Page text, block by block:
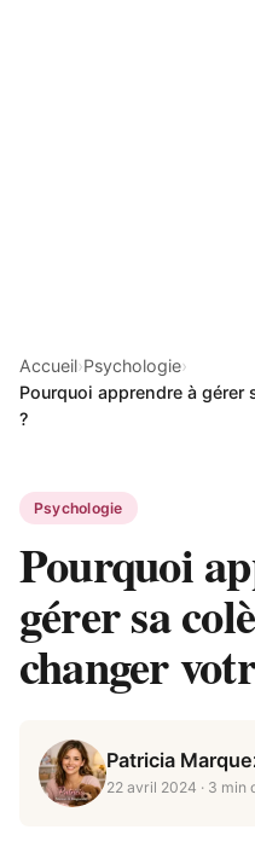
Accueil›Psychologie›
Pourquoi apprendre à
?
Psychologie
Pourquoi
gérer sa
changer
Patricia
22 avril 2024 · 3 min